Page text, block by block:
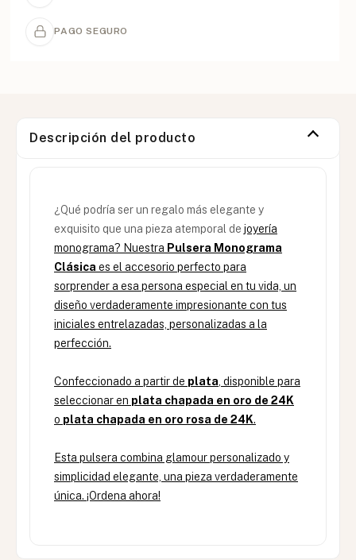
PAGO SEGURO
Descripción del producto
¿Qué podría ser un regalo más elegante y
exquisito que una pieza atemporal de joyería
monograma? Nuestra Pulsera Monograma
Clásica es el accesorio perfecto para
sorprender a esa persona especial en tu vida, un
diseño verdaderamente impresionante con tus
iniciales entrelazadas, personalizadas a la
perfección.
Confeccionado a partir de plata , disponible para
seleccionar en plata chapada en oro de 24K
o plata chapada en oro rosa de 24K.
Esta pulsera combina glamour personalizado y
simplicidad elegante, una pieza verdaderamente
única. ¡Ordena ahora!